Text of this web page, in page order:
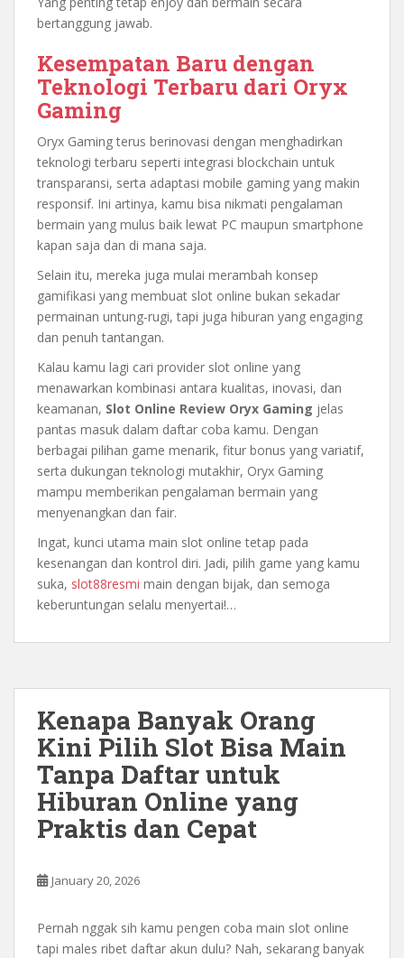
bertanggung jawab.
Kesempatan Baru dengan
Teknologi Terbaru dari Oryx
Gaming
Oryx Gaming terus berinovasi dengan menghadirkan
teknologi terbaru seperti integrasi blockchain untuk
transparansi, serta adaptasi mobile gaming yang makin
responsif. Ini artinya, kamu bisa nikmati pengalaman
bermain yang mulus baik lewat PC maupun smartphone
kapan saja dan di mana saja.
Selain itu, mereka juga mulai merambah konsep
gamifikasi yang membuat slot online bukan sekadar
permainan untung-rugi, tapi juga hiburan yang engaging
dan penuh tantangan.
Kalau kamu lagi cari provider slot online yang
menawarkan kombinasi antara kualitas, inovasi, dan
keamanan, Slot Online Review Oryx Gaming jelas
pantas masuk dalam daftar coba kamu. Dengan
berbagai pilihan game menarik, fitur bonus yang variatif,
serta dukungan teknologi mutakhir, Oryx Gaming
mampu memberikan pengalaman bermain yang
menyenangkan dan fair.
Ingat, kunci utama main slot online tetap pada
kesenangan dan kontrol diri. Jadi, pilih game yang kamu
suka, slot88resmi main dengan bijak, dan semoga
keberuntungan selalu menyertai!…
Kenapa Banyak Orang
Kini Pilih Slot Bisa Main
Tanpa Daftar untuk
Hiburan Online yang
Praktis dan Cepat
January 20, 2026
Pernah nggak sih kamu pengen coba main slot online
tapi males ribet daftar akun dulu? Nah, sekarang banyak